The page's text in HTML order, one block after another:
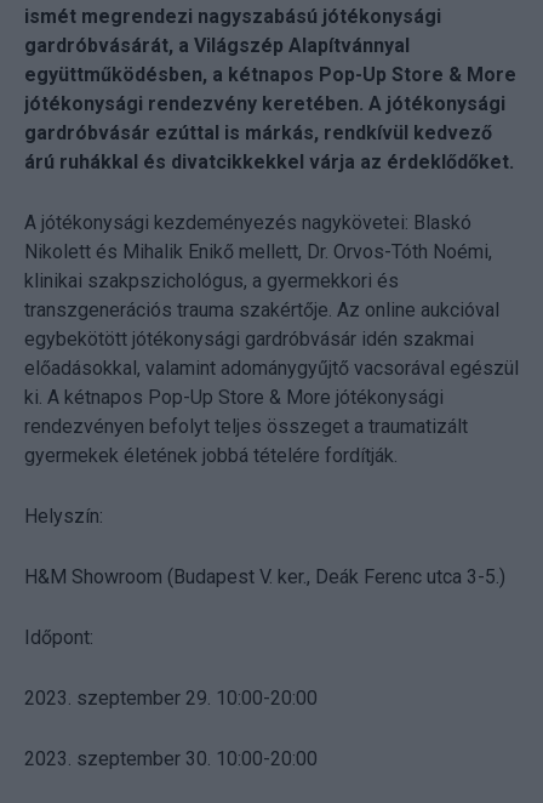
ismét megrendezi nagyszabású jótékonysági
gardróbvásárát, a Világszép Alapítvánnyal
együttműködésben, a kétnapos Pop-Up Store & More
jótékonysági rendezvény keretében. A jótékonysági
gardróbvásár ezúttal is márkás, rendkívül kedvező
árú ruhákkal és divatcikkekkel várja az érdeklődőket.
A jótékonysági kezdeményezés nagykövetei: Blaskó
Nikolett és Mihalik Enikő mellett, Dr. Orvos-Tóth Noémi,
klinikai szakpszichológus, a gyermekkori és
transzgenerációs trauma szakértője. Az online aukcióval
egybekötött jótékonysági gardróbvásár idén szakmai
előadásokkal, valamint adománygyűjtő vacsorával egészül
ki. A kétnapos Pop-Up Store & More jótékonysági
rendezvényen befolyt teljes összeget a traumatizált
gyermekek életének jobbá tételére fordítják.
Helyszín:
H&M Showroom (Budapest V. ker., Deák Ferenc utca 3-5.)
Időpont:
2023. szeptember 29. 10:00-20:00
2023. szeptember 30. 10:00-20:00